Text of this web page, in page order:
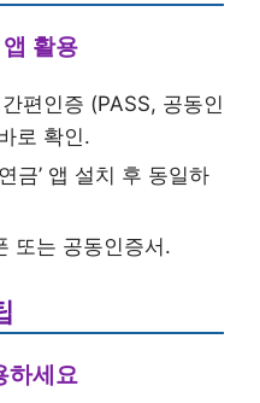
활용
간편인증 (PASS, 공동인
로 확인.
금’ 앱 설치 후 동일하
또는 공동인증서.
하세요